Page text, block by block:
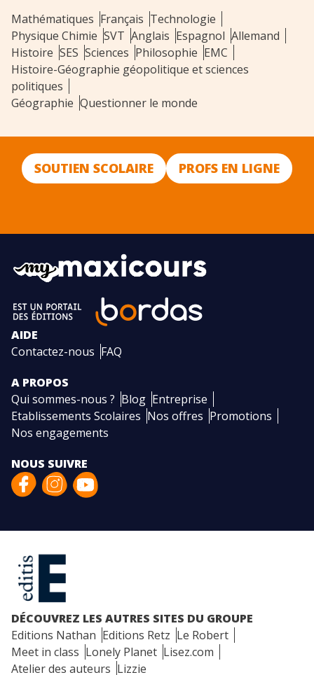
Mathématiques Français Technologie
Physique Chimie SVT Anglais Espagnol Allemand
Histoire SES Sciences Philosophie EMC
Histoire-Géographie géopolitique et sciences
politiques
Géographie Questionner le monde
SOUTIEN SCOLAIRE PROFS EN LIGNE
AIDE
Contactez-nous FAQ
A PROPOS
Qui sommes-nous ? Blog Entreprise
Etablissements Scolaires Nos offres Promotions
Nos engagements
NOUS SUIVRE
DÉCOUVREZ LES AUTRES SITES DU GROUPE
Editions Nathan Editions Retz Le Robert
Meet in class Lonely Planet Lisez.com
Atelier des auteurs Lizzie